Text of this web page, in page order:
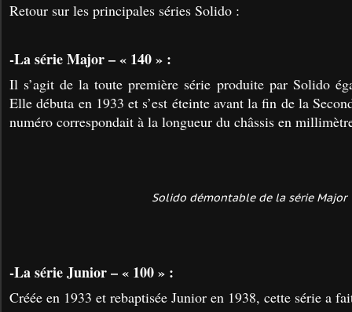
Retour sur les principales séries Solido :
-La série Major – « 140 » :
Il s’agit de la toute première série produite par Solido
Elle débuta en 1933 et s’est éteinte avant la fin de la
numéro correspondait à la longueur du châssis en
Solido démontable de la série Major
-La série Junior – « 100 » :
Créée en 1933 et rebaptisée Junior en 1938, cette série a